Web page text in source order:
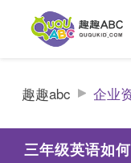
趣趣abc 企业
三年级英语如